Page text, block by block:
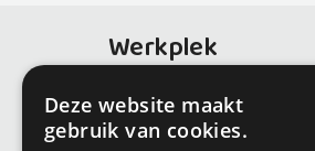
Werkplek
Thuiswerkplek
Deze website maakt
gebruik van cookies.